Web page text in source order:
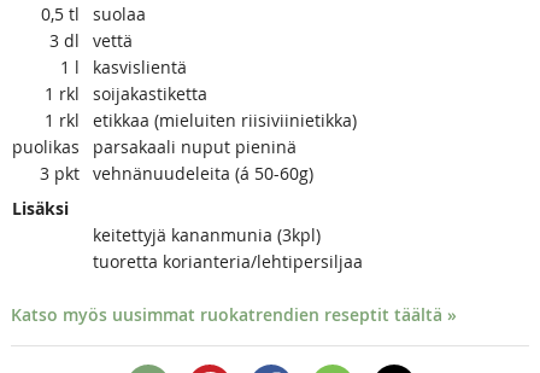
0,5 tl
suolaa
3 dl
vettä
1 l
kasvislientä
1 rkl
soijakastiketta
1 rkl
etikkaa (mieluiten riisiviinietikka)
puolikas
parsakaali nuput pieninä
3 pkt vehnänuudeleita (á 50-60g)
Lisäksi
keitettyjä kananmunia (3kpl)
tuoretta korianteria/lehtipersiljaa
Katso myös uusimmat ruokatrendien reseptit täältä »